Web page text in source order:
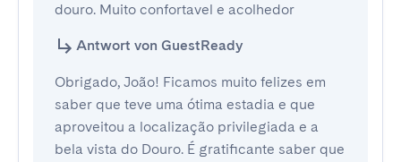
douro. Muito confortavel e acolhedor
Antwort von GuestReady
Obrigado, João! Ficamos muito felizes em
saber que teve uma ótima estadia e que
aproveitou a localização privilegiada e a
bela vista do Douro. É gratificante saber que